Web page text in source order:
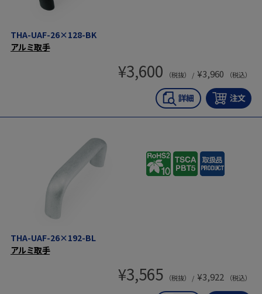
THA-UAF-26×128-BK
アルミ取手
¥3,600 （税抜） / ¥3,960 （税込）
THA-UAF-26×192-BL
アルミ取手
¥3,565 （税抜） / ¥3,922 （税込）